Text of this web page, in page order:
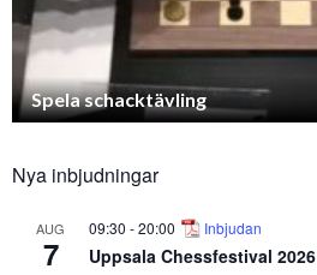
Spela schacktävling
Nya inbjudningar
AUG
7
09:30 -20:00 Inbjudan
Uppsala Chessfestival 2026